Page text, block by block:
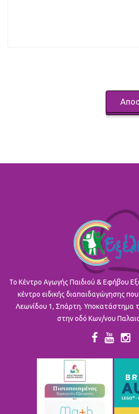
To Κέντρο Αγωγής Παιδιού & Εφήβου
κέντρο ειδικής διαπαιδαγώγησης
Λεωνίδου 1, Σπάρτη. Υποκατάστημα
στην οδό Κων/νου